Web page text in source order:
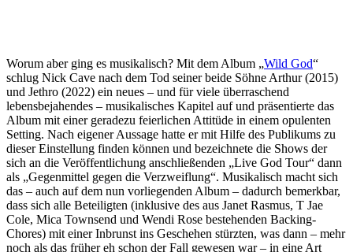
Worum aber ging es musikalisch? Mit dem Album „Wild God“
schlug Nick Cave nach dem Tod seiner beide Söhne Arthur (2015)
und Jethro (2022) ein neues – und für viele überraschend
lebensbejahendes – musikalisches Kapitel auf und präsentierte das
Album mit einer geradezu feierlichen Attitüde in einem opulenten
Setting. Nach eigener Aussage hatte er mit Hilfe des Publikums zu
dieser Einstellung finden können und bezeichnete die Shows der
sich an die Veröffentlichung anschließenden „Live God Tour“ dann
als „Gegenmittel gegen die Verzweiflung“. Musikalisch macht sich
das – auch auf dem nun vorliegenden Album – dadurch bemerkbar,
dass sich alle Beteiligten (inklusive des aus Janet Rasmus, T Jae
Cole, Mica Townsend und Wendi Rose bestehenden Backing-
Chores) mit einer Inbrunst ins Geschehen stürzten, was dann – mehr
noch als das früher eh schon der Fall gewesen war – in eine Art